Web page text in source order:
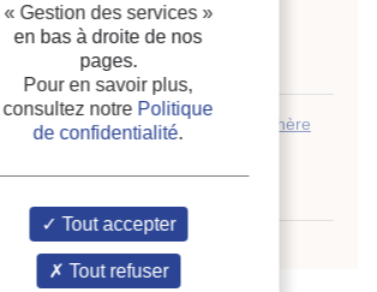
;
;Atmosphère contrôlée
Atmosphère
« Gestion des services »
en bas à droite de nos
pages.
Pour en savoir plus,
consultez notre Politique
de confidentialité.
Tout accepter
Tout refuser